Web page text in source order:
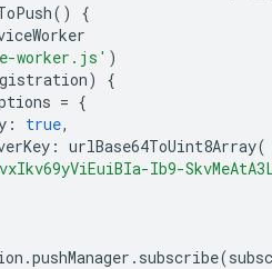
()
{
worker.js' )
)
{
= {
: true,
: urlBase64ToUint8Array(
Ib9-
.pushManager . subscribe(